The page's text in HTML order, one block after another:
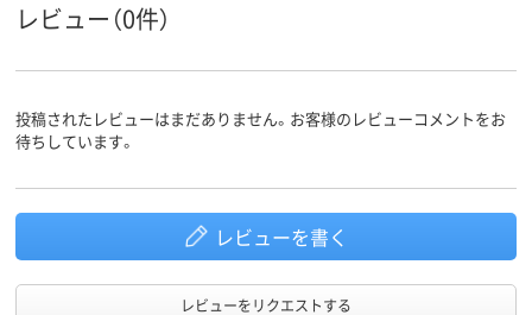
レビュー（0件）
投稿されたレビューはまだありません。お客様のレビューコメントをお
待ちしています。
レビューを書く
レビューをリクエストする